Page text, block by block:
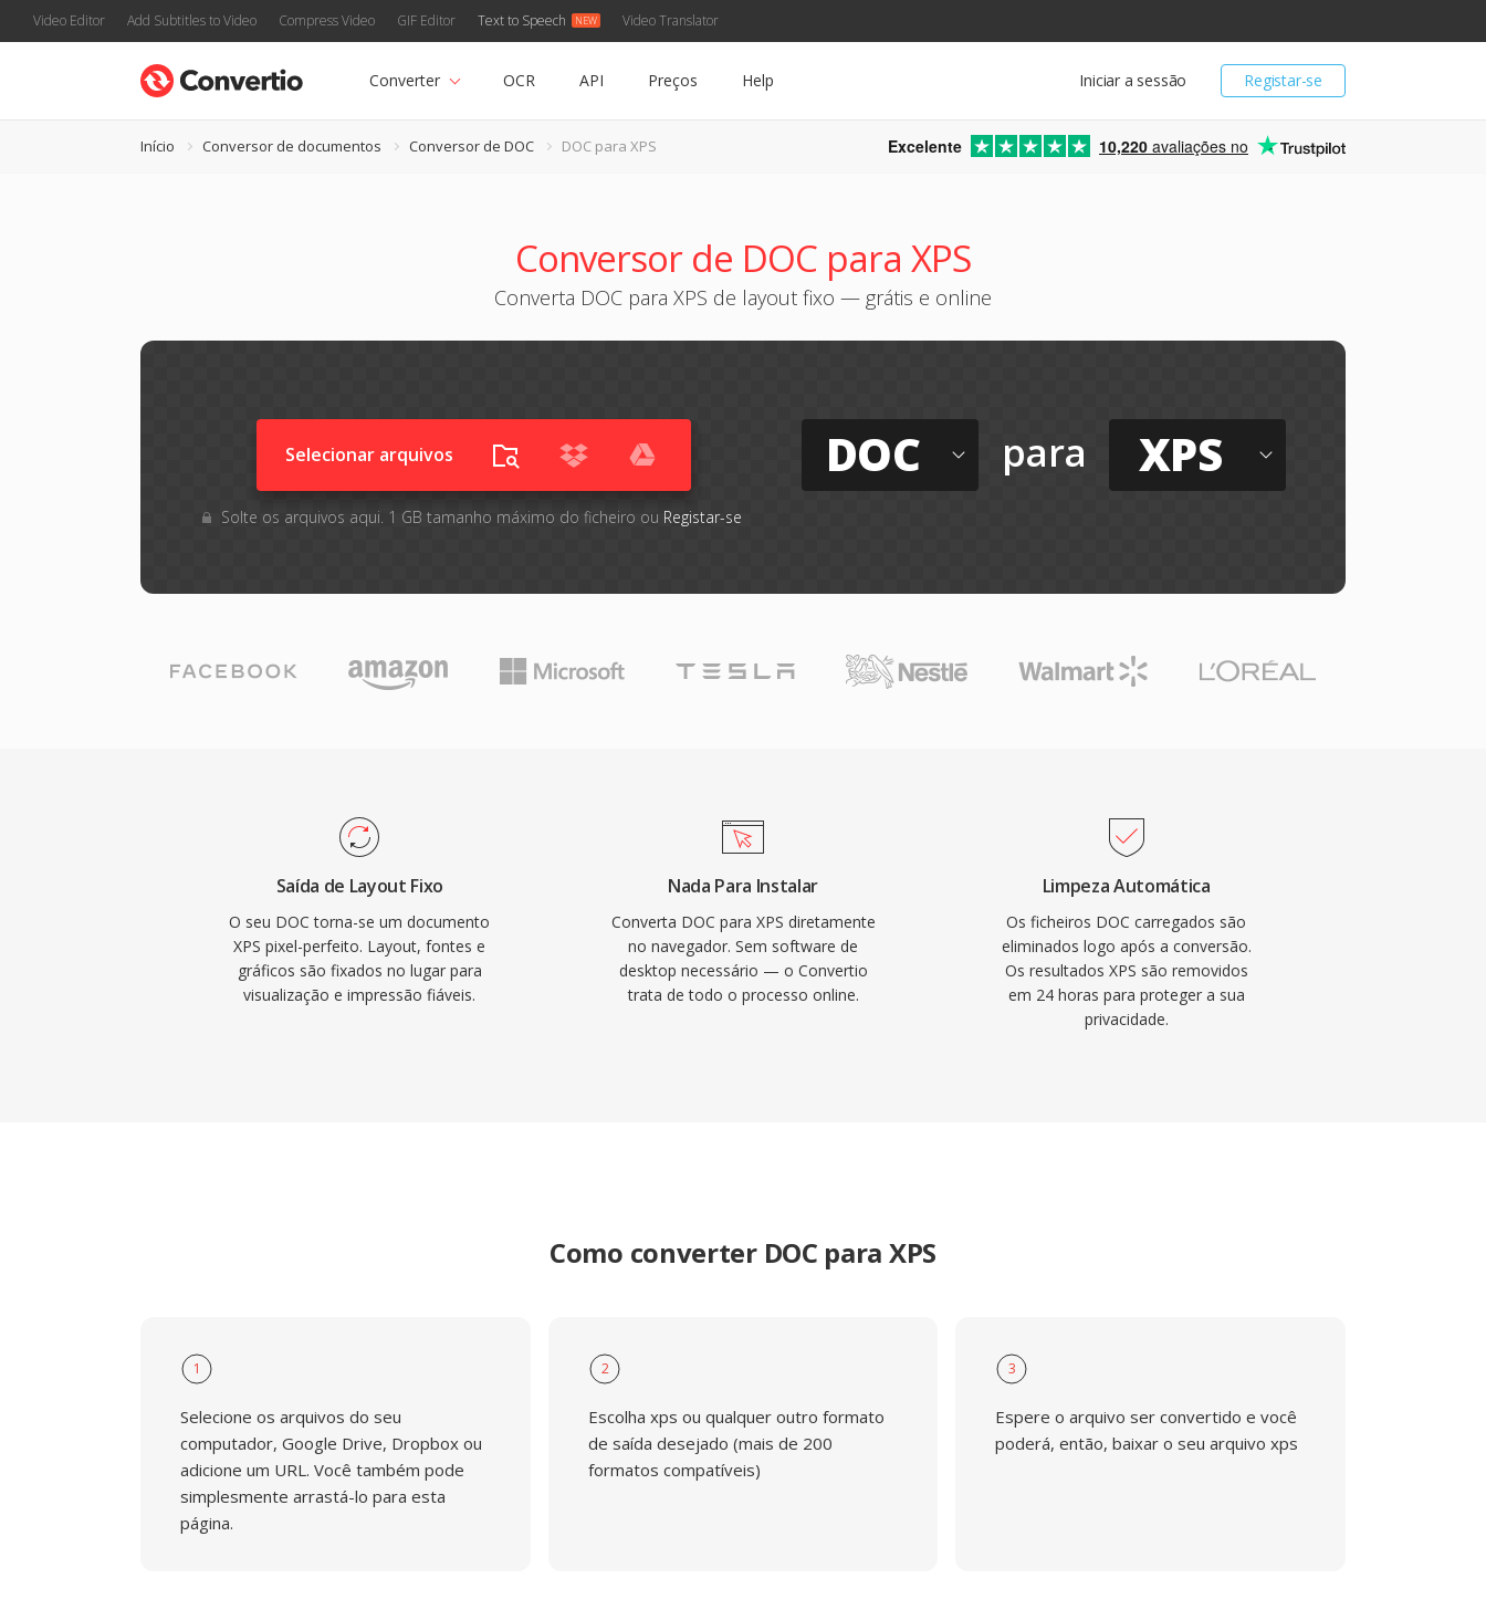
Video Editor Add Subtitles to Video Compress Video GIF Editor Text to Speech Video Translator
Registar-se
Iniciar a sessão
Converter OCR API Preços Help
Início Conversor de documentos Conversor de DOC DOC para XPS Excelente 10,220 avaliações no
Conversor de DOC para XPS
Converta DOC para XPS de layout fixo — grátis e online
Selecionar arquivos
Solte os arquivos aqui. 1 GB tamanho máximo do ficheiro ou Registar-se
DOC para XPS
Saída de Layout Fixo
O seu DOC torna-se um documento
XPS pixel-perfeito. Layout, fontes e
gráficos são fixados no lugar para
visualização e impressão fiáveis.
Nada Para Instalar
Converta DOC para XPS diretamente
no navegador. Sem software de
desktop necessário — o Convertio
trata de todo o processo online.
Limpeza Automática
Os ficheiros DOC carregados são
eliminados logo após a conversão.
Os resultados XPS são removidos
em 24 horas para proteger a sua
privacidade.
Como converter DOC para XPS
1
Selecione os arquivos do seu
computador, Google Drive, Dropbox ou
adicione um URL. Você também pode
simplesmente arrastá-lo para esta
página.
2
Escolha xps ou qualquer outro formato
de saída desejado (mais de 200
formatos compatíveis)
3
Espere o arquivo ser convertido e você
poderá, então, baixar o seu arquivo xps